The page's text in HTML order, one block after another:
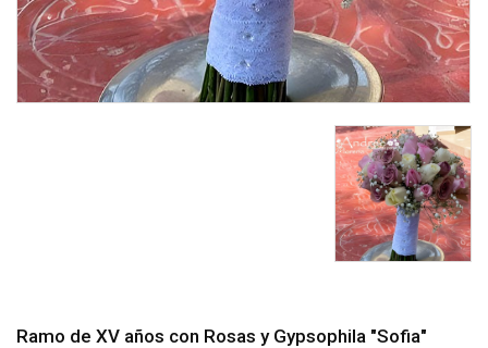
Ramo de XV años con Rosas y Gypsophila "Sofia"